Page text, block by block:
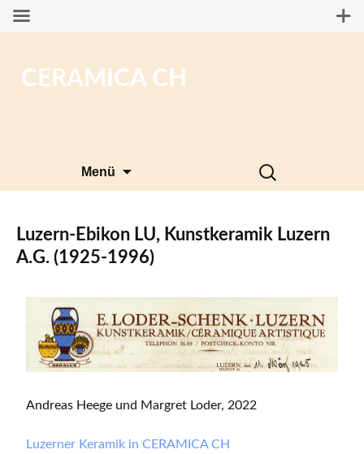
CERAMICA CH
Menü
Suchen
nach:
Luzern-Ebikon LU, Kunstkeramik Luzern
A.G. (1925-1996)
Andreas Heege und Margret Loder, 2022
Luzerner Keramik in CERAMICA CH